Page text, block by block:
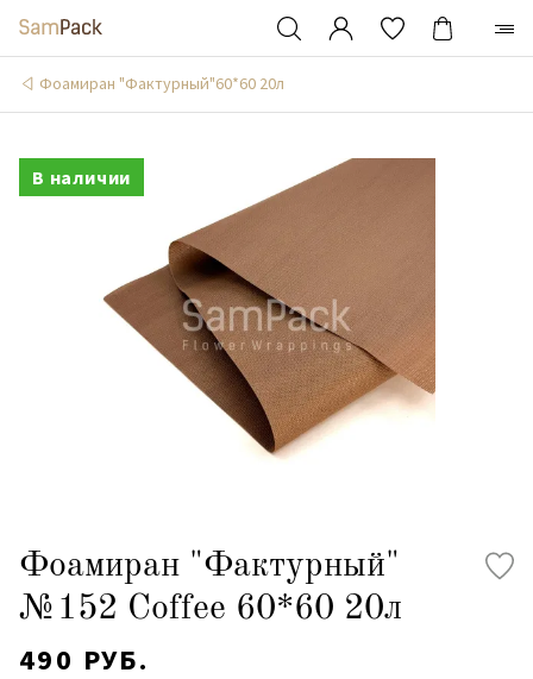
Фоамиран "Фактурный"60*60 20л
В наличии
Фоамиран "Фактурный"
№152 Coffee 60*60 20л
490 РУБ.